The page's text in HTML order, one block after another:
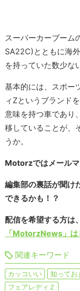
スーパーカーブーム
SA22C)とともに海
を持っていた数少な
基本的には、スポー
ィZというブランド
意味を持つ車であり
移していることが、
うか。
Motorzではメールマ
編集部の裏話が聞け
できるかも！？
配信を希望する方は
「MotorzNews」は
関連キーワード
カッコいい 知ってお
フェアレディＺ